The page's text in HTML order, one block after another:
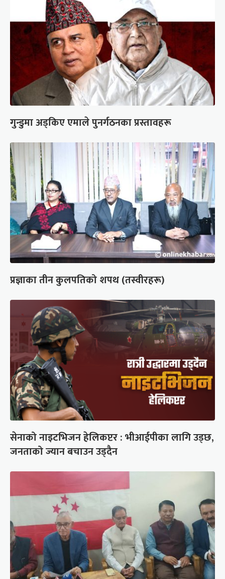
गुन्डुमा अड्किए एमाले पुनर्गठनका प्रस्तावहरू
प्रज्ञाका तीन कुलपतिको शपथ (तस्वीरहरू)
सेनाको नाइटभिजन हेलिकप्टर : भीआईपीका लागि उड्छ,
जनताको ज्यान बचाउन उड्दैन